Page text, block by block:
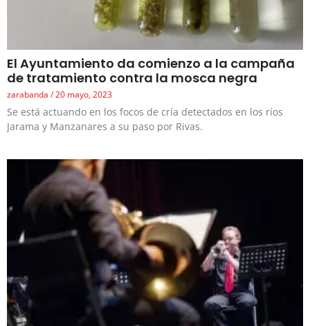
El Ayuntamiento da comienzo a la campaña
de tratamiento contra la mosca negra
zarabanda 20 mayo, 2023
Se está actuando en los focos de cría detectados en los ríos
Jarama y Manzanares a su paso por Rivas.